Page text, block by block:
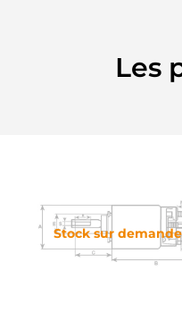
Les
Stock sur demande